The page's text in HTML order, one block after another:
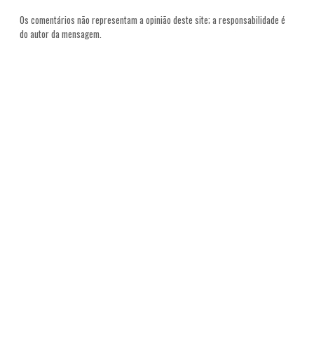
Os comentários não representam a opinião deste site; a responsabilidade é
do autor da mensagem.